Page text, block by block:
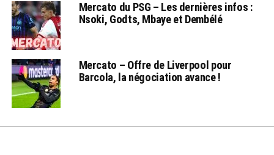
Mercato du PSG – Les dernières infos :
Nsoki, Godts, Mbaye et Dembélé
Mercato – Offre de Liverpool pour
Barcola, la négociation avance !